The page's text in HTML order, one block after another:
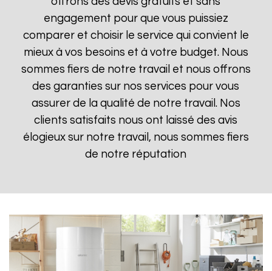
engagement pour que vous puissiez
comparer et choisir le service qui convient le
mieux à vos besoins et à votre budget. Nous
sommes fiers de notre travail et nous offrons
des garanties sur nos services pour vous
assurer de la qualité de notre travail. Nos
clients satisfaits nous ont laissé des avis
élogieux sur notre travail, nous sommes fiers
de notre réputation